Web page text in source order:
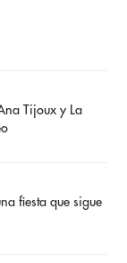
Tijoux y La
fiesta que sigue